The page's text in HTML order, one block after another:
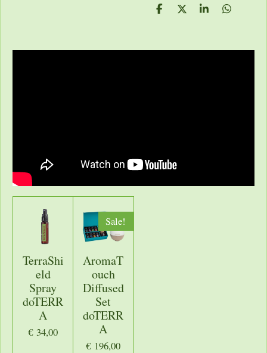
D
n
D
S
e
D
n
TerraShi
eld
Spray
doTERR
A
€ 34,00
Sale!
AromaT
ouch
Diffused
Set
doTERR
A
€ 196,00